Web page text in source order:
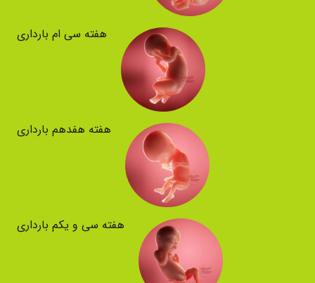
هفته سی ام بارداری
هفته هفدهم بارداری
هفته سی و یکم بارداری